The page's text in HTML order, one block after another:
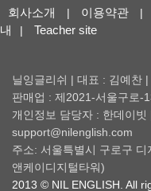
회사소개 | 이용약관 |
내
| Teacher site
닐잉글리쉬 | 대표 : 김예찬
판매업 : 제2021-서울구로-
개인정보 담당자 : 한데이
support@nilenglish.com
주소: 서울특별시 구로구
앤케이디지털타워)
2013 © NIL ENGLISH. All